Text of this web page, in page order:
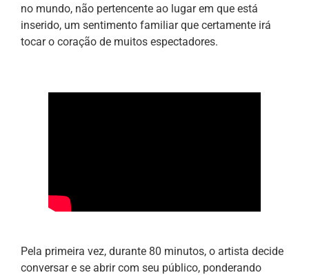
no mundo, não pertencente ao lugar em que está
inserido, um sentimento familiar que certamente irá
tocar o coração de muitos espectadores.
Pela primeira vez, durante 80 minutos, o artista decide
conversar e se abrir com seu público, ponderando